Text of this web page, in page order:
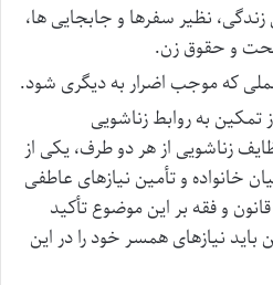
زندگی، نظیر سفرها و جابجایی ها،
و حقوق زن.
که موجب اضرار به دیگری شود.
تمکین به روابط زناشویی
زناشویی از هر دو طرف، یکی از
خانواده و تأمین نیازهای عاطفی
و فقه بر این موضوع تأکید
نیازهای همسر خود را در این